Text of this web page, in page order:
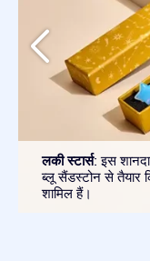
लकी स्टार्स: इस
ब्लू सैंडस्टोन से तैयार
शामिल हैं।